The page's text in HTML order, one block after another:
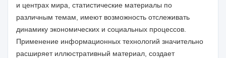
и центрах мира, статистические материалы по
различным темам, имеют возможность отслеживать
динамику экономических и социальных процессов.
Применение информационных технологий значительно
расширяет иллюстративный материал, создает